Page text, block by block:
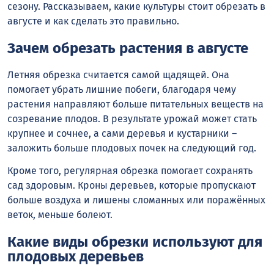
сезону. Рассказываем, какие культуры стоит обрезать в
августе и как сделать это правильно.
Зачем обрезать растения в августе
Летняя обрезка считается самой щадящей. Она
помогает убрать лишние побеги, благодаря чему
растения направляют больше питательных веществ на
созревание плодов. В результате урожай может стать
крупнее и сочнее, а сами деревья и кустарники –
заложить больше плодовых почек на следующий год.
Кроме того, регулярная обрезка помогает сохранять
сад здоровым. Кроны деревьев, которые пропускают
больше воздуха и лишены сломанных или поражённых
веток, меньше болеют.
Какие виды обрезки используют для
плодовых деревьев